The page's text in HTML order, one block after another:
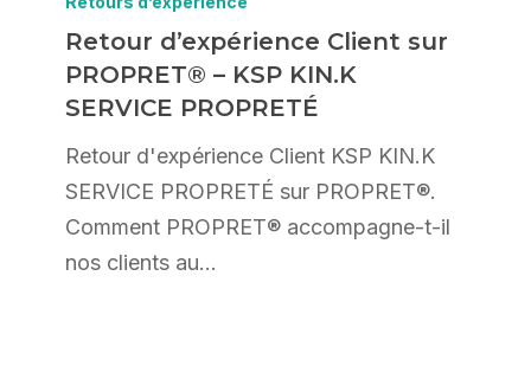
Client
PROPRET®
KSP
KIN.K
SERVICE
Retour d’expérience Client sur
PROPRET® – KSP KIN.K
SERVICE PROPRETÉ
Retour d'expérience Client KSP KIN.K
SERVICE PROPRETÉ sur PROPRET®.
Comment PROPRET® accompagne-t-il
nos clients au…